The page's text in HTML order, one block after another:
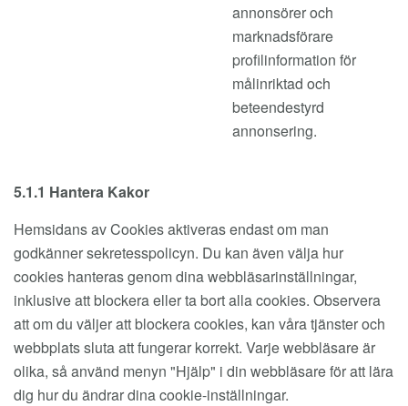
annonsörer och
marknadsförare
profilinformation för
målinriktad och
beteendestyrd
annonsering.
5.1.1 Hantera Kakor
Hemsidans av Cookies aktiveras endast om man
godkänner sekretesspolicyn. Du kan även välja hur
cookies hanteras genom dina webbläsarinställningar,
inklusive att blockera eller ta bort alla cookies. Observera
att om du väljer att blockera cookies, kan våra tjänster och
webbplats sluta att fungerar korrekt. Varje webbläsare är
olika, så använd menyn "Hjälp" i din webbläsare för att lära
dig hur du ändrar dina cookie-inställningar.